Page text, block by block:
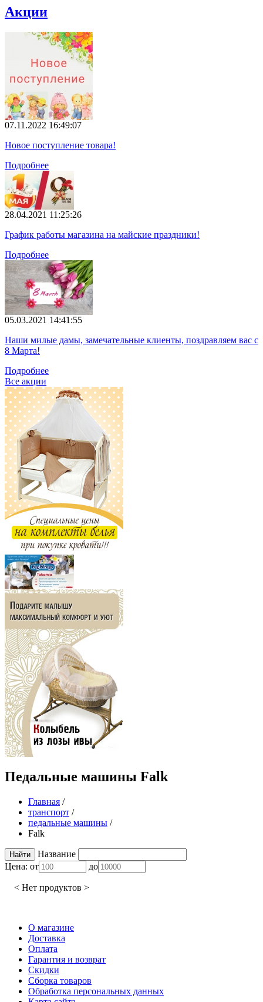
Акции
07.11.2022 16:49:07
Новое поступление товара!
Подробнее
28.04.2021 11:25:26
График работы магазина на майские праздники!
Подробнее
05.03.2021 14:41:55
Наши милые дамы, замечательные клиенты, поздравляем вас с
8 Марта!
Подробнее
Все акции
Педальные машины Falk
Главная /
транспорт /
педальные машины /
Falk
Название
Цена: от до
< Нет продуктов >
О магазине
Доставка
Оплата
Гарантия и возврат
Скидки
Сборка товаров
Обработка персональных данных